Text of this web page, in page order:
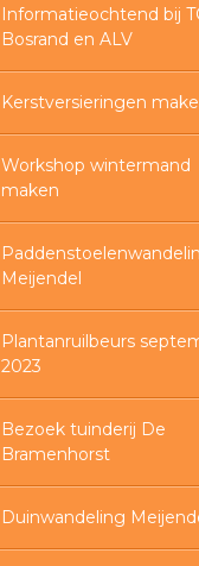
Informatieochtend bij
Bosrand en ALV
Kerstversieringen
Workshop wintermand
maken
Meijendel
Plantanruilbeurs
2023
Bezoek tuinderij De
Bramenhorst
Duinwandeling